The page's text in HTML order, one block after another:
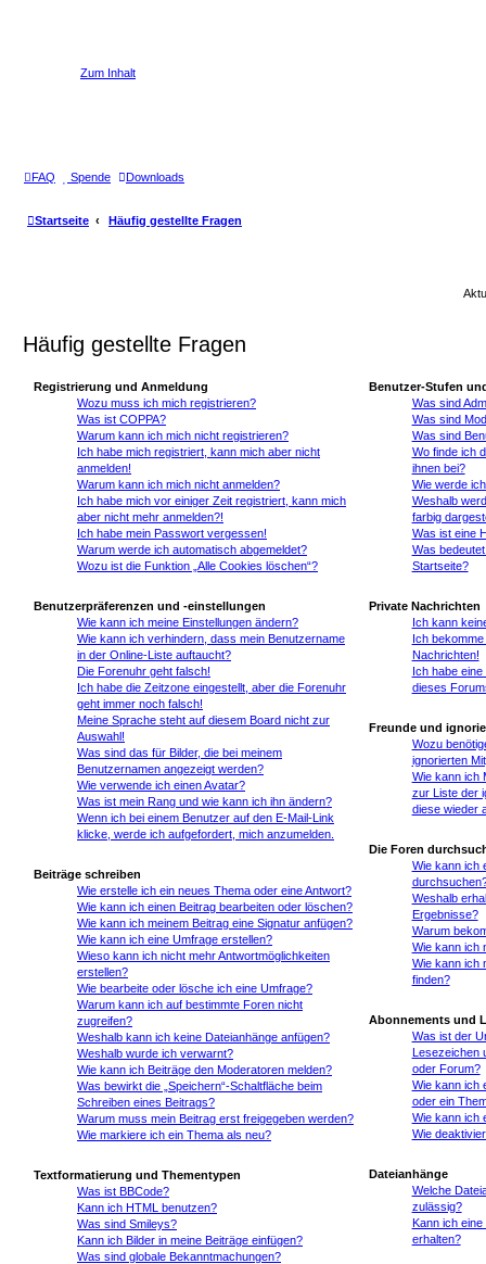
Zum Inhalt
FAQ Spende Downloads
Startseite Häufig gestellte Fragen
Häufig gestellte Fragen
Registrierung und Anmeldung
Wozu muss ich mich registrieren?
Was ist COPPA?
Warum kann ich mich nicht registrieren?
Ich habe mich registriert, kann mich aber nicht
anmelden!
Warum kann ich mich nicht anmelden?
Ich habe mich vor einiger Zeit registriert, kann mich
aber nicht mehr anmelden?!
Ich habe mein Passwort vergessen!
Warum werde ich automatisch abgemeldet?
Wozu ist die Funktion „Alle Cookies löschen“?
Benutzerpräferenzen und -einstellungen
Wie kann ich meine Einstellungen ändern?
Wie kann ich verhindern, dass mein Benutzername
in der Online-Liste auftaucht?
Die Forenuhr geht falsch!
Ich habe die Zeitzone eingestellt, aber die Forenuhr
geht immer noch falsch!
Meine Sprache steht auf diesem Board nicht zur
Auswahl!
Was sind das für Bilder, die bei meinem
Benutzernamen angezeigt werden?
Wie verwende ich einen Avatar?
Was ist mein Rang und wie kann ich ihn ändern?
Wenn ich bei einem Benutzer auf den E-Mail-Link
klicke, werde ich aufgefordert, mich anzumelden.
Beiträge schreiben
Wie erstelle ich ein neues Thema oder eine Antwort?
Wie kann ich einen Beitrag bearbeiten oder löschen?
Wie kann ich meinem Beitrag eine Signatur anfügen?
Wie kann ich eine Umfrage erstellen?
Wieso kann ich nicht mehr Antwortmöglichkeiten
erstellen?
Wie bearbeite oder lösche ich eine Umfrage?
Warum kann ich auf bestimmte Foren nicht
zugreifen?
Weshalb kann ich keine Dateianhänge anfügen?
Weshalb wurde ich verwarnt?
Wie kann ich Beiträge den Moderatoren melden?
Was bewirkt die „Speichern“-Schaltfläche beim
Schreiben eines Beitrags?
Warum muss mein Beitrag erst freigegeben werden?
Wie markiere ich ein Thema als neu?
Textformatierung und Thementypen
Was ist BBCode?
Kann ich HTML benutzen?
Was sind Smileys?
Kann ich Bilder in meine Beiträge einfügen?
Was sind globale Bekanntmachungen?
Benutzer-Stufen
Was sind
Was sind
Was sind
Wo finde ich
ihnen bei?
Wie werde
Weshalb
farbig
Was ist eine
Was
Startseite?
Private Nachrichten
Ich kann
Ich
Nachrichten!
Ich habe
dieses
Freunde und
Wozu
ignorierten
Wie kann ich
zur Liste der
diese wieder
Die Foren
Wie kann ich
Weshalb
Ergebnisse?
Warum
Wie kann ich
Wie kann ich
finden?
Abonnements und
Was ist der
Lesezeichen
oder Forum?
Wie kann ich
oder ein
Wie kann ich
Wie
Dateianhänge
Welche
zulässig?
Kann ich
erhalten?